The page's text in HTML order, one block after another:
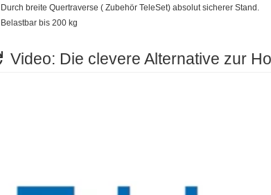
Durch breite Quertraverse ( Zubehör TeleSet) absolut sicherer Stand.
Belastbar bis 200 kg
Video: Die clevere Alternative zur